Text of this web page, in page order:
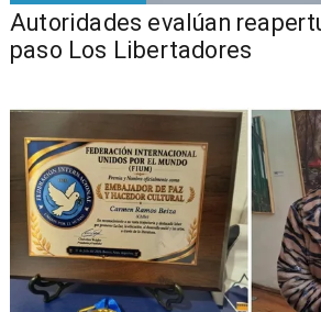
​​Autoridades evalúan
paso Los Libertadores